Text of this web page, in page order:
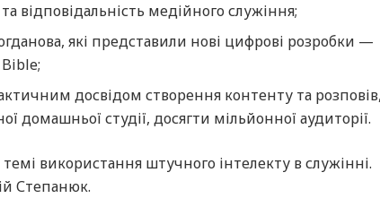
відповідальність медійного служіння;
які представили нові цифрові розробки —
досвідом створення контенту та
домашньої студії, досягти мільйонної аудиторії.
використання штучного інтелекту в служінні.
Степанюк.